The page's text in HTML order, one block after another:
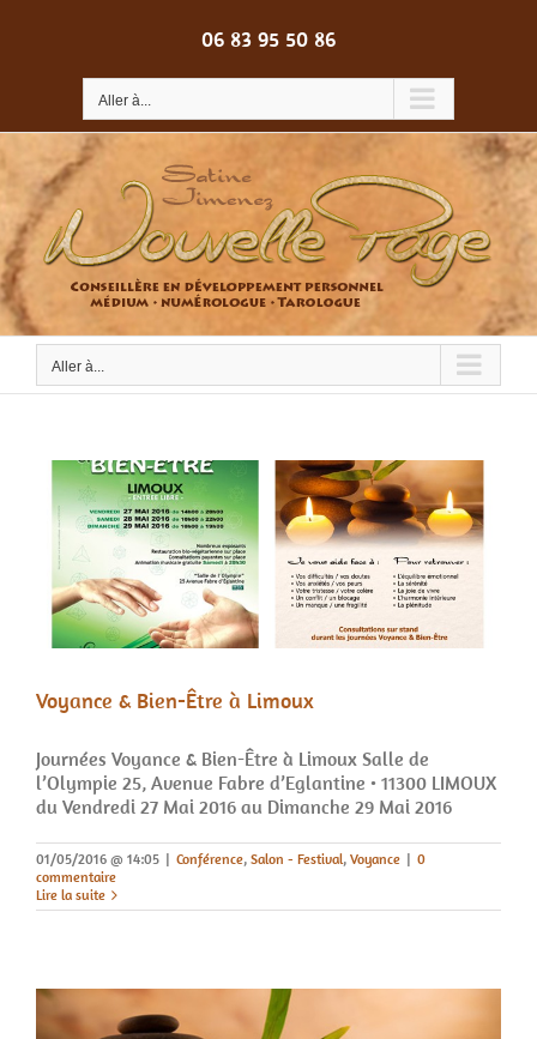
06 83 95 50 86
Aller à...
Aller à...
Voyance & Bien-Être à Limoux
Journées Voyance & Bien-Être à Limoux Salle de
l’Olympie 25, Avenue Fabre d’Eglantine • 11300 LIMOUX
du Vendredi 27 Mai 2016 au Dimanche 29 Mai 2016
01/05/2016 @ 14:05 | Conférence, Salon - Festival, Voyance | 0
commentaire
Lire la suite